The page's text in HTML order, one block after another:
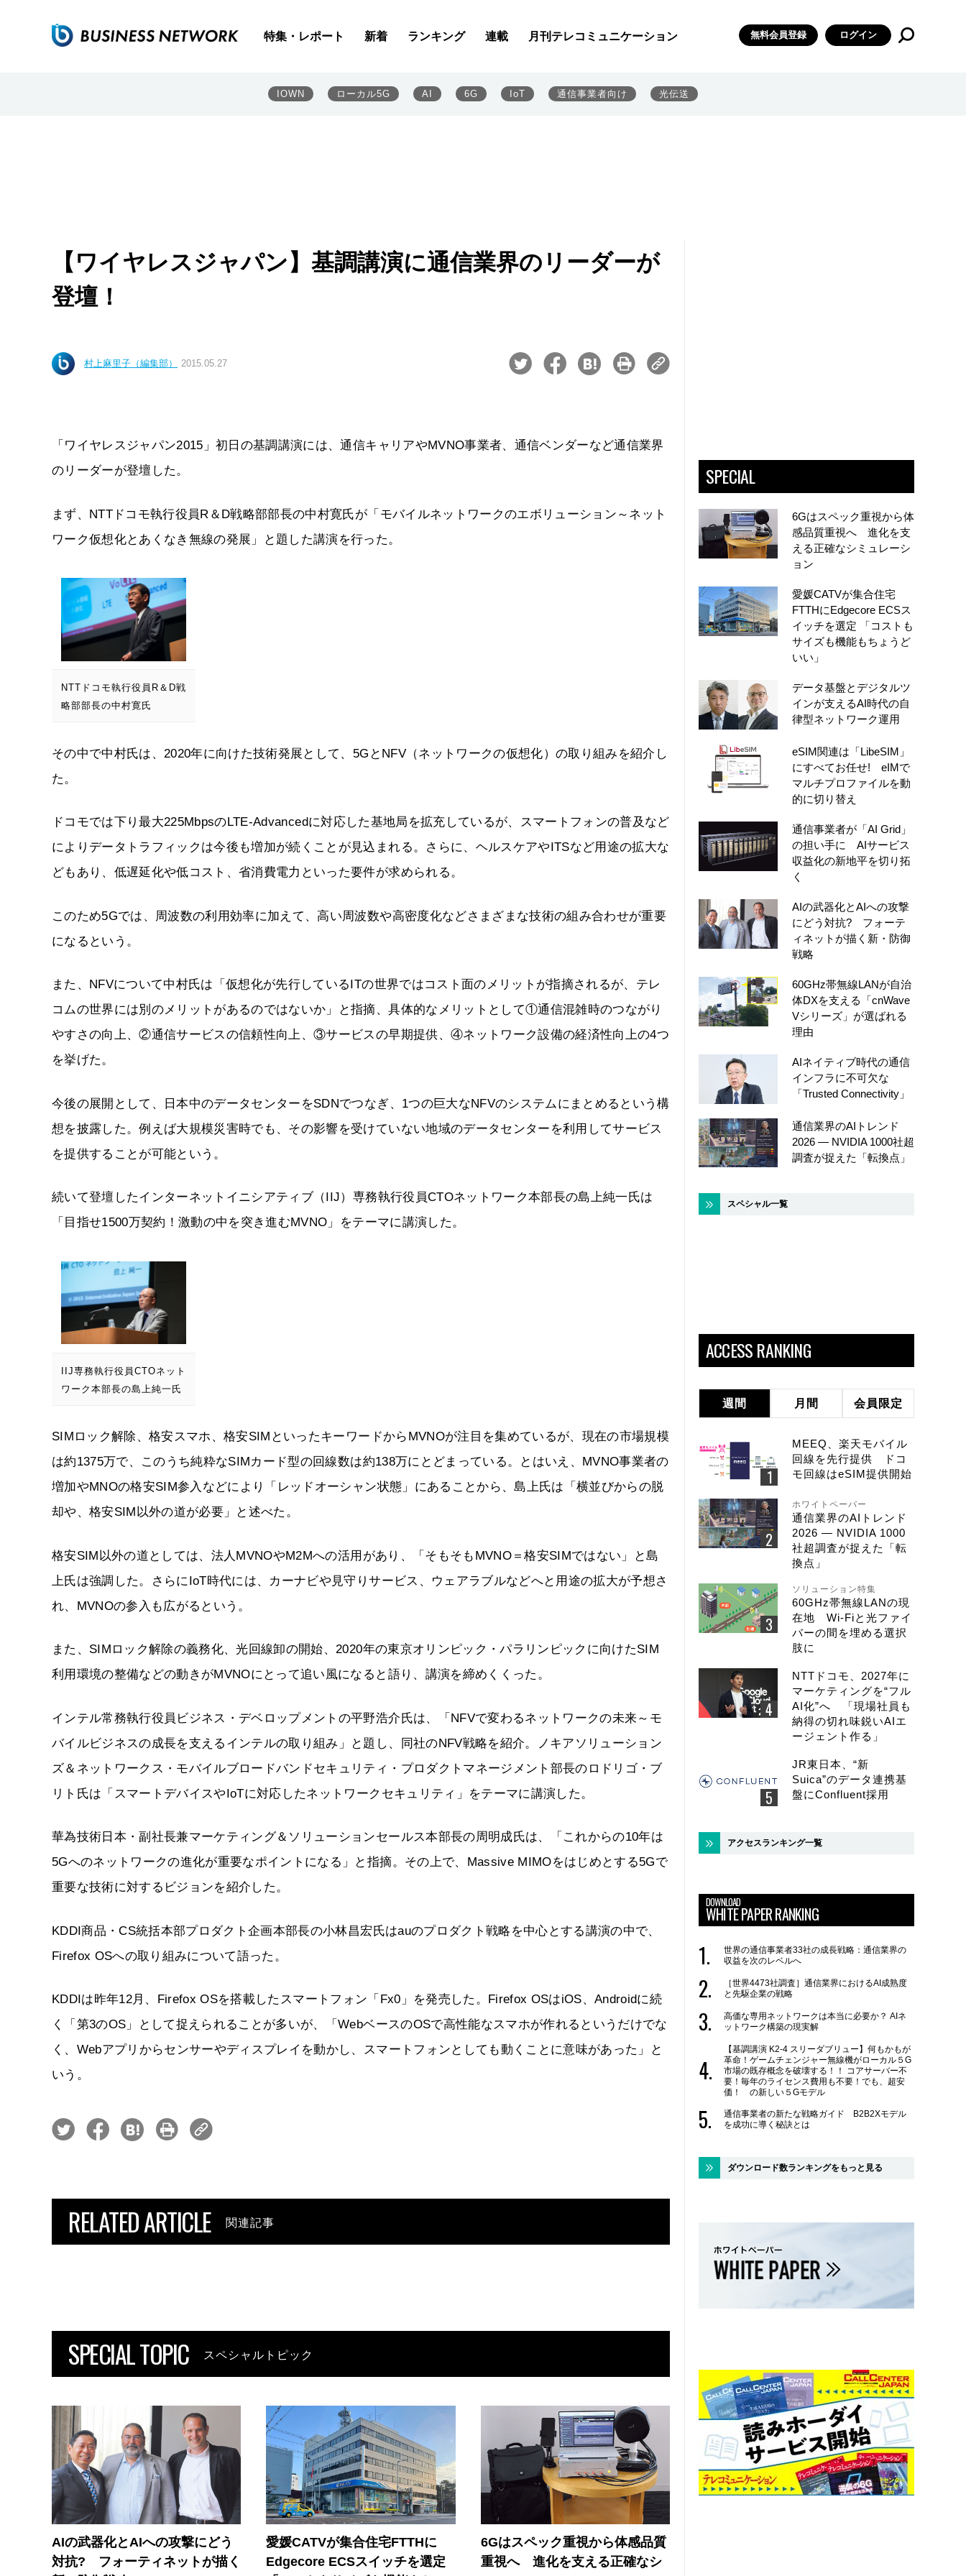
特集・レポート 新着 ランキング 連載 月刊テレコミュニケーション 無料会員登録 ログイン
IOWN ローカル5G AI 6G IoT 通信事業者向け 光伝送
【ワイヤレスジャパン】基調講演に通信業界のリーダーが
登壇！
村上麻里子（編集部） 2015.05.27
「ワイヤレスジャパン2015」初日の基調講演には、通信キャリアやMVNO事業者、通信ベンダーなど通信業界
のリーダーが登壇した。
まず、NTTドコモ執行役員R＆D戦略部部長の中村寛氏が「モバイルネットワークのエボリューション～ネット
ワーク仮想化とあくなき無線の発展」と題した講演を行った。
NTTドコモ執行役員R＆D戦
略部部長の中村寛氏
その中で中村氏は、2020年に向けた技術発展として、5GとNFV（ネットワークの仮想化）の取り組みを紹介し
た。
ドコモでは下り最大225MbpsのLTE-Advancedに対応した基地局を拡充しているが、スマートフォンの普及など
によりデータトラフィックは今後も増加が続くことが見込まれる。さらに、ヘルスケアやITSなど用途の拡大な
どもあり、低遅延化や低コスト、省消費電力といった要件が求められる。
このため5Gでは、周波数の利用効率に加えて、高い周波数や高密度化などさまざまな技術の組み合わせが重要
になるという。
また、NFVについて中村氏は「仮想化が先行しているITの世界ではコスト面のメリットが指摘されるが、テレ
コムの世界には別のメリットがあるのではないか」と指摘、具体的なメリットとして①通信混雑時のつながり
やすさの向上、②通信サービスの信頼性向上、③サービスの早期提供、④ネットワーク設備の経済性向上の4つ
を挙げた。
今後の展開として、日本中のデータセンターをSDNでつなぎ、1つの巨大なNFVのシステムにまとめるという構
想を披露した。例えば大規模災害時でも、その影響を受けていない地域のデータセンターを利用してサービス
を提供することが可能という。
続いて登壇したインターネットイニシアティブ（IIJ）専務執行役員CTOネットワーク本部長の島上純一氏は
「目指せ1500万契約！激動の中を突き進むMVNO」をテーマに講演した。
IIJ専務執行役員CTOネット
ワーク本部長の島上純一氏
SIMロック解除、格安スマホ、格安SIMといったキーワードからMVNOが注目を集めているが、現在の市場規模
は約1375万で、このうち純粋なSIMカード型の回線数は約138万にとどまっている。とはいえ、MVNO事業者の
増加やMNOの格安SIM参入などにより「レッドオーシャン状態」にあることから、島上氏は「横並びからの脱
却や、格安SIM以外の道が必要」と述べた。
格安SIM以外の道としては、法人MVNOやM2Mへの活用があり、「そもそもMVNO＝格安SIMではない」と島
上氏は強調した。さらにIoT時代には、カーナビや見守りサービス、ウェアラブルなどへと用途の拡大が予想さ
れ、MVNOの参入も広がるという。
また、SIMロック解除の義務化、光回線卸の開始、2020年の東京オリンピック・パラリンピックに向けたSIM
利用環境の整備などの動きがMVNOにとって追い風になると語り、講演を締めくくった。
インテル常務執行役員ビジネス・デベロップメントの平野浩介氏は、「NFVで変わるネットワークの未来～モ
バイルビジネスの成長を支えるインテルの取り組み」と題し、同社のNFV戦略を紹介。ノキアソリューション
ズ＆ネットワークス・モバイルブロードバンドセキュリティ・プロダクトマネージメント部長のロドリゴ・ブ
リト氏は「スマートデバイスやIoTに対応したネットワークセキュリティ」をテーマに講演した。
華為技術日本・副社長兼マーケティング＆ソリューションセールス本部長の周明成氏は、「これからの10年は
5Gへのネットワークの進化が重要なポイントになる」と指摘。その上で、Massive MIMOをはじめとする5Gで
重要な技術に対するビジョンを紹介した。
KDDI商品・CS統括本部プロダクト企画本部長の小林昌宏氏はauのプロダクト戦略を中心とする講演の中で、
Firefox OSへの取り組みについて語った。
KDDIは昨年12月、Firefox OSを搭載したスマートフォン「Fx0」を発売した。Firefox OSはiOS、Androidに続
く「第3のOS」として捉えられることが多いが、「WebベースのOSで高性能なスマホが作れるというだけでな
く、Webアプリからセンサーやディスプレイを動かし、スマートフォンとしても動くことに意味があった」と
いう。
RELATED ARTICLE 関連記事
SPECIAL TOPIC スペシャルトピック
AIの武器化とAIへの攻撃にどう
対抗? フォーティネットが描く
愛媛CATVが集合住宅FTTHに
Edgecore ECSスイッチを選定
6Gはスペック重視から体感品質
重視へ 進化を支える正確なシ
SPECIAL
6Gはスペック重視から体
感品質重視へ 進化を支
える正確なシミュレーシ
ョン
愛媛CATVが集合住宅
FTTHにEdgecore ECSス
イッチを選定 「コストも
サイズも機能もちょうど
いい」
データ基盤とデジタルツ
インが支えるAI時代の自
律型ネットワーク運用
eSIM関連は「LibeSIM」
にすべてお任せ! eIMで
マルチプロファイルを動
的に切り替え
通信事業者が「AI Grid」
の担い手に AIサービス
収益化の新地平を切り拓
く
AIの武器化とAIへの攻撃
にどう対抗? フォーテ
ィネットが描く新・防御
戦略
60GHz帯無線LANが自治
体DXを支える「cnWave
Vシリーズ」が選ばれる
理由
AIネイティブ時代の通信
インフラに不可欠な
「Trusted Connectivity」
通信業界のAIトレンド
2026 ― NVIDIA 1000社超
調査が捉えた「転換点」
スペシャル一覧
ACCESS RANKING
週間 月間 会員限定
MEEQ、楽天モバイル
回線を先行提供 ドコ
モ回線はeSIM提供開始
ホワイトペーパー
通信業界のAIトレンド
2026 ― NVIDIA 1000
社超調査が捉えた「転
換点」
ソリューション特集
60GHz帯無線LANの現
在地 Wi-Fiと光ファイ
バーの間を埋める選択
肢に
NTTドコモ、2027年に
マーケティングを“フル
AI化”へ 「現場社員も
納得の切れ味鋭いAIエ
ージェント作る」
JR東日本、“新
Suica”のデータ連携基
盤にConfluent採用
アクセスランキング一覧
DOWNLOAD
WHITE PAPER RANKING
世界の通信事業者33社の成長戦略：通信業界の
収益を次のレベルへ
［世界4473社調査］通信業界におけるAI成熟度
と先駆企業の戦略
高価な専用ネットワークは本当に必要か？ AIネ
ットワーク構築の現実解
【基調講演 K2-4 スリーダブリュー】何もかもが
革命！ゲームチェンジャー無線機がローカル５G
市場の既存概念を破壊する！！ コアサーバー不
要！毎年のライセンス費用も不要！でも、超安
価！ の新しい５Gモデル
通信事業者の新たな戦略ガイド B2B2Xモデル
を成功に導く秘訣とは
ダウンロード数ランキングをもっと見る